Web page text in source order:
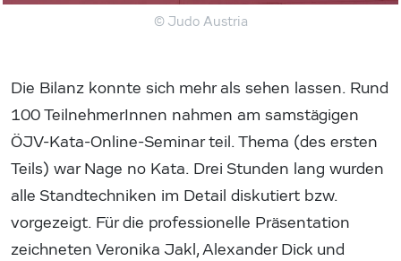
© Judo Austria
Die Bilanz konnte sich mehr als sehen lassen. Rund
100 TeilnehmerInnen nahmen am samstägigen
ÖJV-Kata-Online-Seminar teil. Thema (des ersten
Teils) war Nage no Kata. Drei Stunden lang wurden
alle Standtechniken im Detail diskutiert bzw.
vorgezeigt. Für die professionelle Präsentation
zeichneten Veronika Jakl, Alexander Dick und